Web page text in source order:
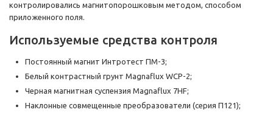
контролировались магнитопорошковым методом, способом
приложенного поля.
Используемые средства контроля
Постоянный магнит Интротест ПМ-3;
Белый контрастный грунт Magnaflux WCP-2;
Черная магнитная суспензия Magnaflux 7HF;
Наклонные совмещенные преобразователи (серия П121);